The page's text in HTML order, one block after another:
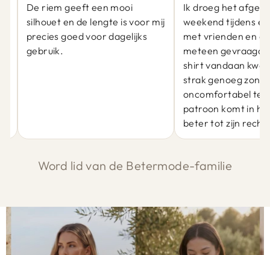
De riem geeft een mooi
silhouet en de lengte is voor mij
precies goed voor dagelijks
gebruik.
Ik droeg het
weekend tijdens
met vrienden en
meteen gevraagd
shirt vandaan
strak genoeg
oncomfortabel te
patroon komt in
beter tot zijn recht.
Word lid van de Betermode-familie